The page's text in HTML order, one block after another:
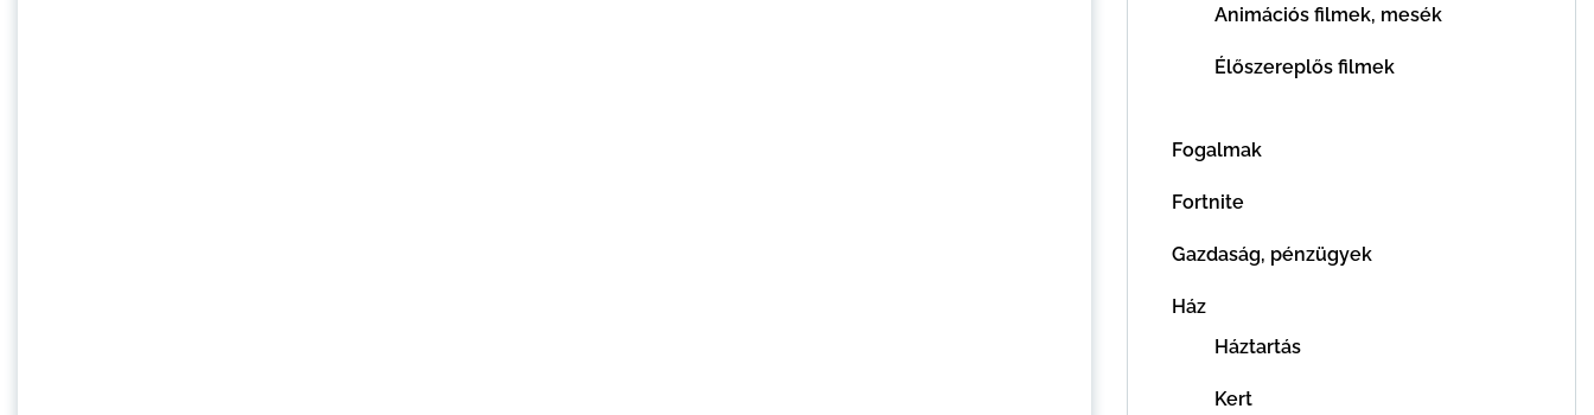
Animációs filmek, mesék
Élőszereplős filmek
Fogalmak
Fortnite
Gazdaság, pénzügyek
Ház
Háztartás
Kert